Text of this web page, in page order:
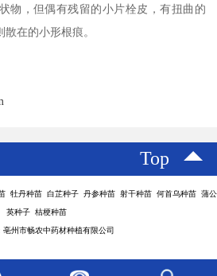
物，但偶有残留的小片栓皮，有扭曲的
在的小形根痕。
Top
牡丹种苗 白芷种子 丹参种苗 射干种苗 何首乌种苗 蒲公
英种子 桔梗种苗
亳州市畅农中药材种植有限公司